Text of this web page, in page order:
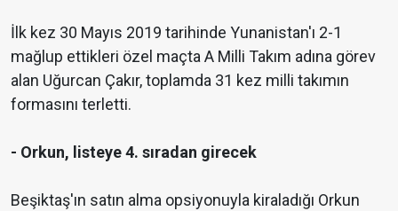
İlk kez 30 Mayıs 2019 tarihinde Yunanistan'ı 2-1
mağlup ettikleri özel maçta A Milli Takım adına görev
alan Uğurcan Çakır, toplamda 31 kez milli takımın
formasını terletti.
- Orkun, listeye 4. sıradan girecek
Beşiktaş'ın satın alma opsiyonuyla kiraladığı Orkun